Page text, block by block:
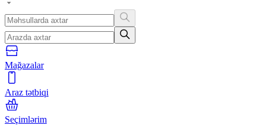
Mağazalar
Araz tətbiqi
Seçimlərim